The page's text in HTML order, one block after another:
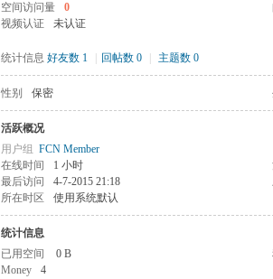
空间访问量
0
视频认证
未认证
统计信息 好友数 1 回帖数 0 主题数 0
性别 保密
活跃概况
用户组 FCN Member
在线时间
1 小时
最后访问
4-7-2015 21:18
所在时区
使用系统默认
统计信息
已用空间
0 B
Money
4